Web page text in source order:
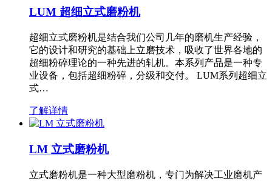
LUM 超细立式磨粉机
超细立式磨粉机是结合我们公司几年的磨机生产经验，
它的设计和研究的基础上立磨技术，吸收了世界各地的
超细粉碎理论的一种先进的轧机。本系列产品是一种专
业设备，包括超细粉碎，分级和交付。 LUM系列超细立
式…
了解详情
LM 立式磨粉机
立式磨粉机是一种大型磨粉机，专门为解决工业磨机产